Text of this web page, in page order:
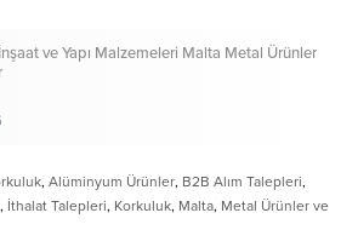
İnşaat ve Yapı Malzemeleri Malta Metal Ürünler
, Alüminyum Ürünler, B2B Alım Talepleri,
, İthalat Talepleri, Korkuluk, Malta, Metal Ürünler ve